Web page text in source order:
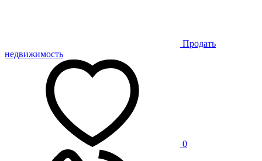
Продать
недвижимость
0